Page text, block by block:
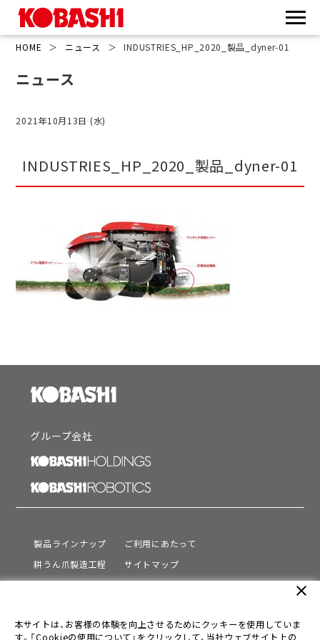
HOME ＞ ニュース ＞ INDUSTRIES_HP_2020_製品_dyner-01
ニュース
2021年10月13日 (水)
INDUSTRIES_HP_2020_製品_dyner-01
グループ会社
製品ラインナップ
耕うん爪製造工程
サポート
会社情報
ご利用にあたって
サイトマップ
プライバシーポリシー
本サイトは、お客様の体験を向上させるためにクッキーを使用していま
す。「Cookieの使用について」をクリックして、当社ウェブサイト上の
close